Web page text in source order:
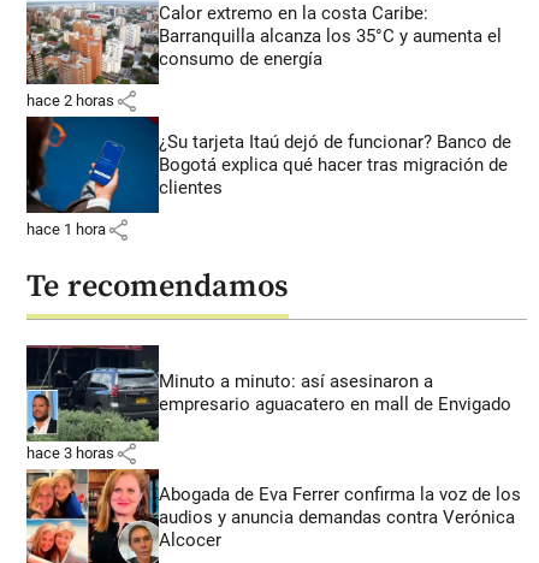
Calor extremo en la costa Caribe:
Barranquilla alcanza los 35°C y aumenta el
consumo de energía
hace 2 horas share
¿Su tarjeta Itaú dejó de funcionar? Banco de
Bogotá explica qué hacer tras migración de
clientes
hace 1 hora share
Te recomendamos
Minuto a minuto: así asesinaron a
empresario aguacatero en mall de Envigado
hace 3 horas share
Abogada de Eva Ferrer confirma la voz de los
audios y anuncia demandas contra Verónica
Alcocer